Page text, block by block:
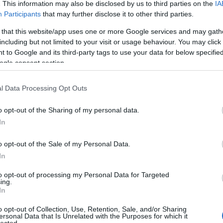
This information may also be disclosed by us to third parties on the
Participants that may further disclose it to other third parties.
that this website/app uses one or more Google services and may
but not limited to your visit or usage behaviour. You may
to Google and its third-party tags to use your data for below
consent section.
Data Processing Opt Outs
opt-out of the Sharing of my personal data.
opt-out of the Sale of my Personal Data.
opt-out of processing my Personal Data for Targeted
opt-out of Collection, Use, Retention, Sale, and/or Sharing
Data that Is Unrelated with the Purposes for which it
az…
2014. szeptember 20. írta:FilmBaráth
Az ő neve Craig. Daniel
Craig (1968-)
Soha nem látott felháborodási hullám
amikor kiderült, hogy a baltával
ügynökének a szerepében. Én már csak
tudom, hiszen én sem voltam
Tovább
8komment
2014. szeptember 20. írta:danialves